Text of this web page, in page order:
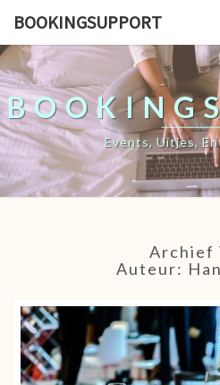
BOOKINGSUPPORT
Events, Uitjes,
Archief
Auteur: